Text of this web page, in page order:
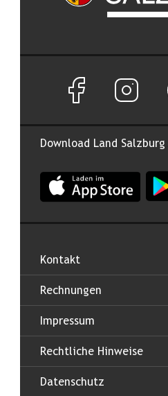
Download Land Salzburg
App Land Salzburg im
Facebook Seite
Kontakt
Rechnungen
Impressum
Rechtliche Hinweise
Datenschutz